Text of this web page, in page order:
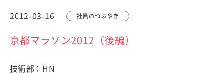
2012-03-16 社員のつぶやき
京都マラソン2012（後編）
技術部：HN